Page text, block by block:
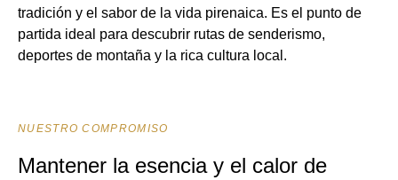
tradición y el sabor de la vida pirenaica. Es el punto de
partida ideal para descubrir rutas de senderismo,
deportes de montaña y la rica cultura local.
NUESTRO COMPROMISO
Mantener la esencia y el calor de